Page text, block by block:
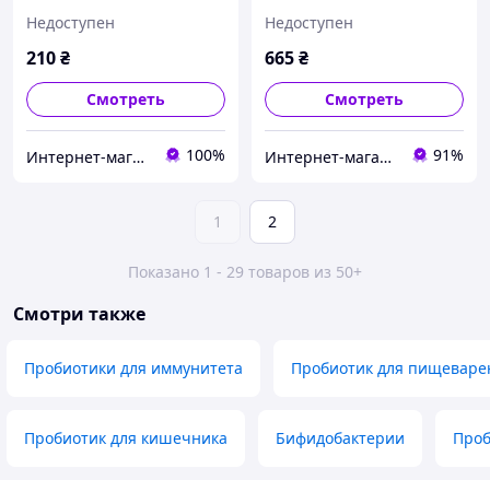
Недоступен
210₴
Смотреть
Интернет-магазин Жива- Аптека 100%
Solgar (Advanced 40+
Acidophilus) 60 капсул
Недоступен
665₴
Смотреть
Интернет-магазин "DJINI" 91%
1 2
Показано 1 - 29 товаров из 50+
Смотри также
Пробиотики для иммунитета Пробиотик для
Пробиотик для кишечника Бифидобактерии